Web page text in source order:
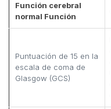
Función cerebral
normal Función
Puntuación de 15 en la
escala de coma de
Glasgow (GCS)